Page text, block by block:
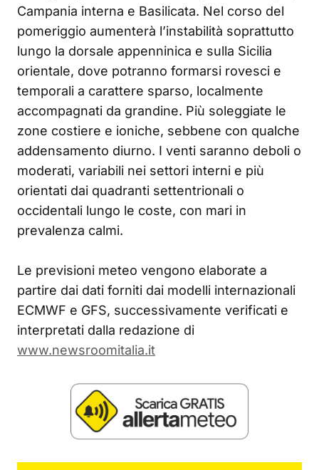
Campania interna e Basilicata. Nel corso del
pomeriggio aumenterà l’instabilità soprattutto
lungo la dorsale appenninica e sulla Sicilia
orientale, dove potranno formarsi rovesci e
temporali a carattere sparso, localmente
accompagnati da grandine. Più soleggiate le
zone costiere e ioniche, sebbene con qualche
addensamento diurno. I venti saranno deboli o
moderati, variabili nei settori interni e più
orientati dai quadranti settentrionali o
occidentali lungo le coste, con mari in
prevalenza calmi.
Le previsioni meteo vengono elaborate a
partire dai dati forniti dai modelli internazionali
ECMWF e GFS, successivamente verificati e
interpretati dalla redazione di
www.newsroomitalia.it